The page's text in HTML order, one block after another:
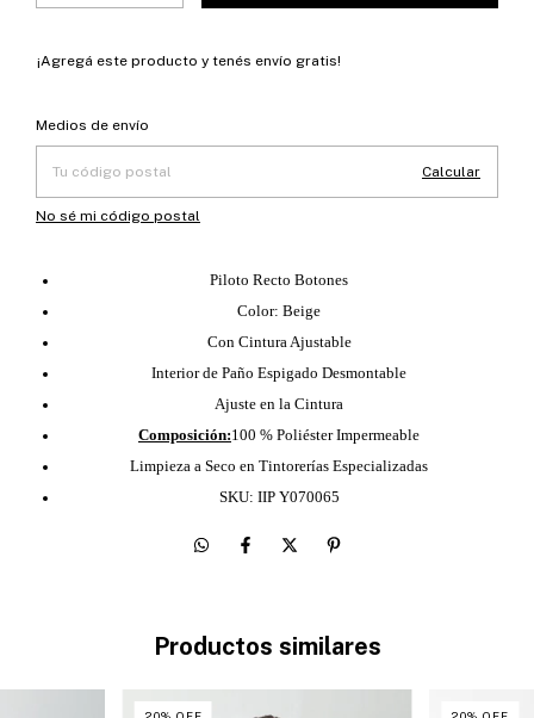
¡Agregá este producto y tenés envío gratis!
Entregas para el CP:
Medios de envío
Calcular
No sé mi código postal
Piloto Recto Botones
Color: Beige
Con Cintura Ajustable
Interior de Paño Espigado Desmontable
Ajuste en la Cintura
Composición:100 % Poliéster Impermeable
Limpieza a Seco en Tintorerías Especializadas
SKU: IIP Y070065
Productos similares